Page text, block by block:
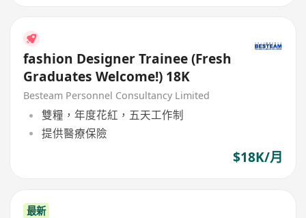
fashion Designer Trainee (Fresh
Graduates Welcome!) 18K
Besteam Personnel Consultancy Limited
雙糧，年度花紅，五天工作制
提供醫療保險
$18K/月
最新